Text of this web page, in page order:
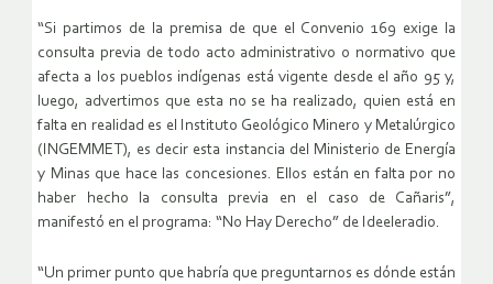
“Si partimos de la premisa de que el Convenio 169 exige la
consulta previa de todo acto administrativo o normativo que
afecta a los pueblos indígenas está vigente desde el año 95 y,
luego, advertimos que esta no se ha realizado, quien está en
falta en realidad es el Instituto Geológico Minero y Metalúrgico
(INGEMMET), es decir esta instancia del Ministerio de Energía
y Minas que hace las concesiones. Ellos están en falta por no
haber hecho la consulta previa en el caso de Cañaris”,
manifestó en el programa: “No Hay Derecho” de Ideeleradio.
“Un primer punto que habría que preguntarnos es dónde están